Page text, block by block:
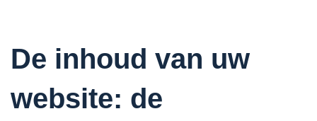
De inhoud van uw
website: de